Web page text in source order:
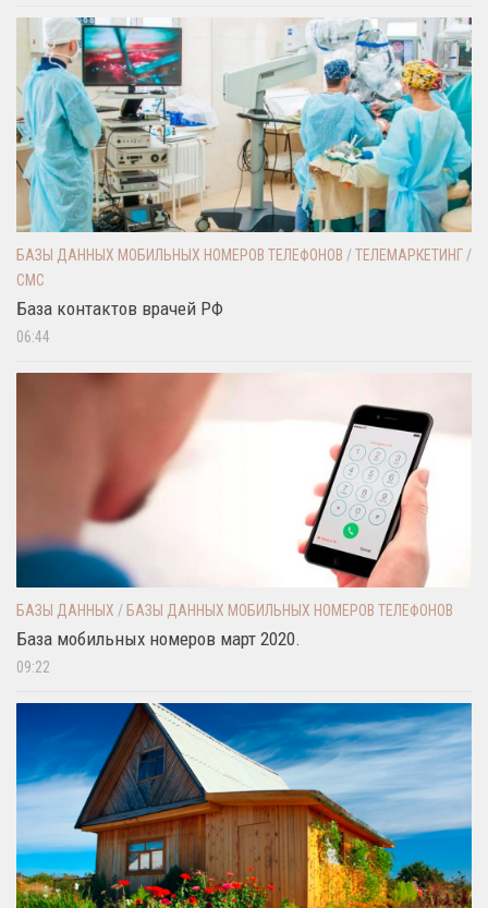
БАЗЫ ДАННЫХ МОБИЛЬНЫХ НОМЕРОВ ТЕЛЕФОНОВ /ТЕЛЕМАРКЕТИНГ /
СМС
База контактов врачей РФ
06:44
БАЗЫ ДАННЫХ / БАЗЫ ДАННЫХ МОБИЛЬНЫХ НОМЕРОВ ТЕЛЕФОНОВ
База мобильных номеров март 2020.
09:22